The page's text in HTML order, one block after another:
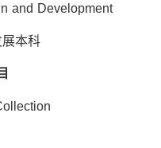
and Development
展本科